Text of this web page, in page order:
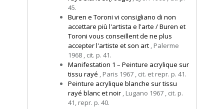
45.
Buren e Toroni vi consigliano di non
accettare più l'artista e l'arte / Buren et
Toroni vous conseillent de ne plus
accepter l'artiste et son art , Palerme
1968 , cit. p. 41.
Manifestation 1 – Peinture acrylique sur
tissu rayé , Paris 1967 , cit. et repr. p. 41.
Peinture acrylique blanche sur tissu
rayé blanc et noir , Lugano 1967 , cit. p.
41, repr. p. 40.